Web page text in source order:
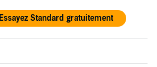
Essayez Standard gratuitement